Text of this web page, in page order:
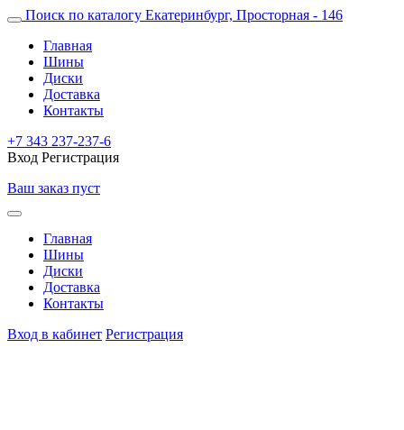
Поиск по каталогу Екатеринбург, Просторная - 146
Главная
Шины
Диски
Доставка
Контакты
+7 343 237-237-6
Вход Регистрация
Ваш заказ пуст
Главная
Шины
Диски
Доставка
Контакты
Вход в кабинет Регистрация